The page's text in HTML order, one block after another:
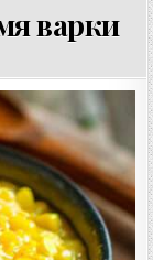
варки